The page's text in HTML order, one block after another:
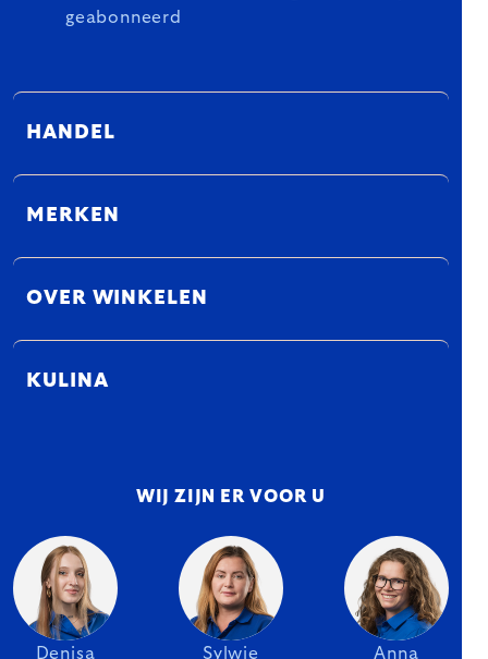
geabonneerd
HANDEL
MERKEN
OVER WINKELEN
KULINA
WIJ ZIJN ER VOOR U
Denisa Sylwie Anna